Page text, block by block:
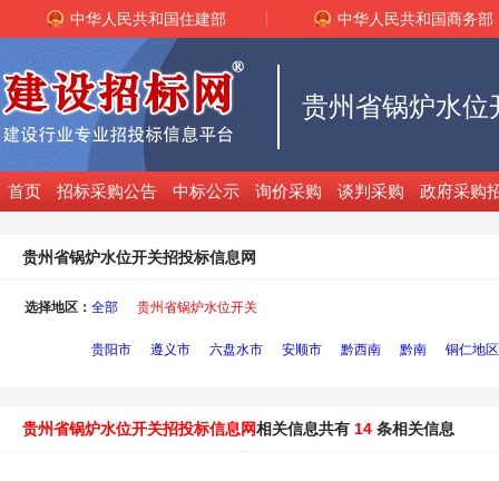
中华人民共和国住建部 中华人民共和国商务部
贵州省锅炉水位
首页 招标采购公告 中标公示 询价采购 谈判采购 政府采购
贵州省锅炉水位开关招投标信息网
选择地区： 全部 贵州省锅炉水位开关
贵阳市 遵义市 六盘水市 安顺市 黔西南 黔南 铜仁地区
贵州省锅炉水位开关招投标信息网相关信息共有 14 条相关信息